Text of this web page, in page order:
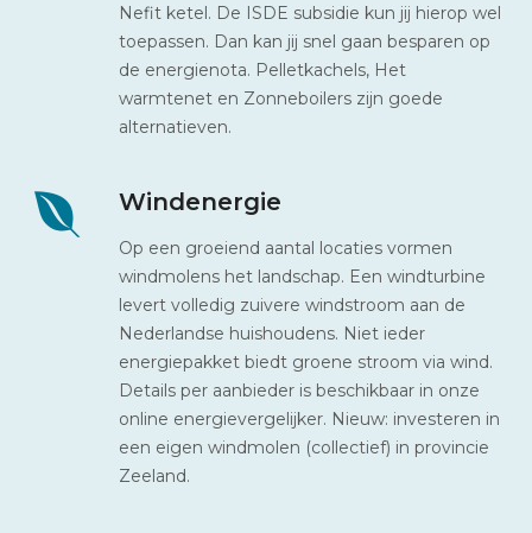
Nefit ketel. De ISDE subsidie kun jij hierop wel
toepassen. Dan kan jij snel gaan besparen op
de energienota. Pelletkachels, Het
warmtenet en Zonneboilers zijn goede
alternatieven.
Windenergie
Op een groeiend aantal locaties vormen
windmolens het landschap. Een windturbine
levert volledig zuivere windstroom aan de
Nederlandse huishoudens. Niet ieder
energiepakket biedt groene stroom via wind.
Details per aanbieder is beschikbaar in onze
online energievergelijker. Nieuw: investeren in
een eigen windmolen (collectief) in provincie
Zeeland.